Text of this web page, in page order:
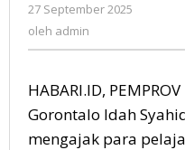
27 September 2025
oleh admin
HABARI.ID,
Gorontalo Idah
mengajak para